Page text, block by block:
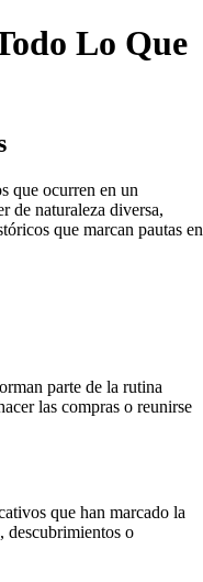
Lo Que
que ocurren en un
de naturaleza diversa,
que marcan pautas en
parte de la rutina
las compras o reunirse
que han marcado la
descubrimientos o